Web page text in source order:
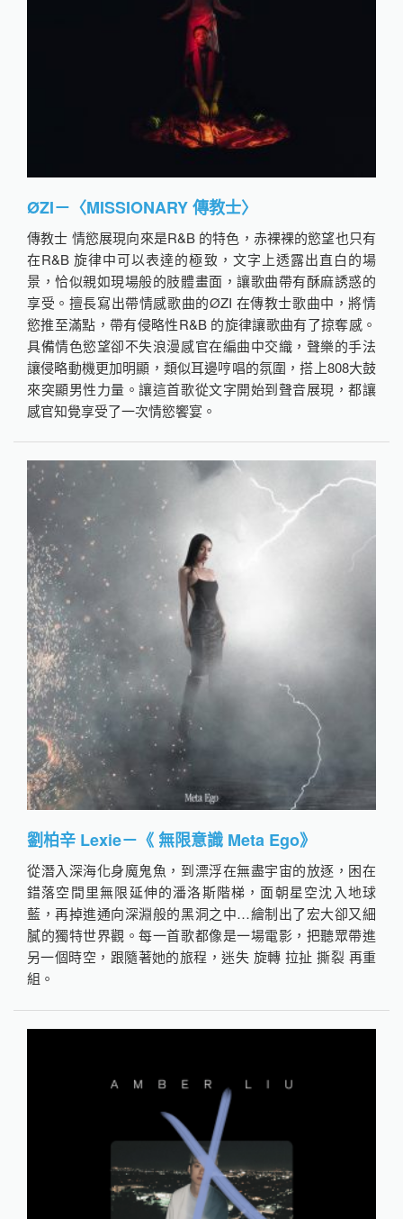
ØZI－〈MISSIONARY 傳教士〉
傳教士 情慾展現向來是R&B 的特色，赤裸裸的慾望也只有
在R&B 旋律中可以表達的極致，文字上透露出直白的場
景，恰似親如現場般的肢體畫面，讓歌曲帶有酥麻誘惑的
享受。擅長寫出帶情感歌曲的ØZI 在傳教士歌曲中，將情
慾推至滿點，帶有侵略性R&B 的旋律讓歌曲有了掠奪感。
具備情色慾望卻不失浪漫感官在編曲中交織，聲樂的手法
讓侵略動機更加明顯，類似耳邊哼唱的氛圍，搭上808大鼓
來突顯男性力量。讓這首歌從文字開始到聲音展現，都讓
感官知覺享受了一次情慾饗宴。
劉柏辛 Lexie－《 無限意識 Meta Ego》
從潛入深海化身魔鬼魚，到漂浮在無盡宇宙的放逐，困在
錯落空間里無限延伸的潘洛斯階梯，面朝星空沈入地球
藍，再掉進通向深淵般的黑洞之中…繪制出了宏大卻又細
膩的獨特世界觀。每一首歌都像是一場電影，把聽眾帶進
另一個時空，跟隨著她的旅程，迷失 旋轉 拉扯 撕裂 再重
組。